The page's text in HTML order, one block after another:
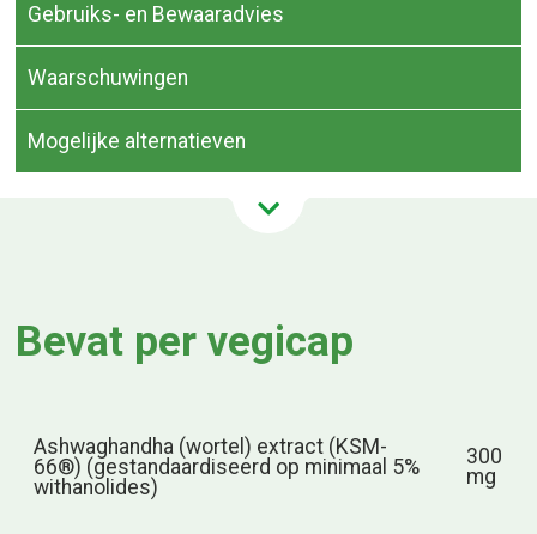
Gebruiks- en Bewaaradvies
Waarschuwingen
Mogelijke alternatieven
Bevat per vegicap
Ashwaghandha (wortel) extract (KSM-
66®) (gestandaardiseerd op minimaal 5%
withanolides)
300
mg